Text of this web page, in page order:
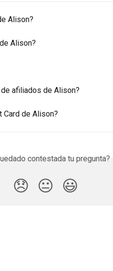
Alison?
Alison?
afiliados de Alison?
Card de Alison?
contestada tu pregunta?
😞 😐 😃